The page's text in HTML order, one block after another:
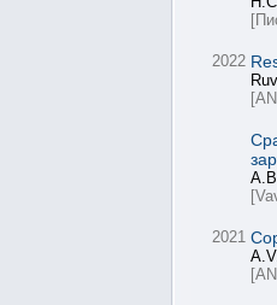
2022
2021